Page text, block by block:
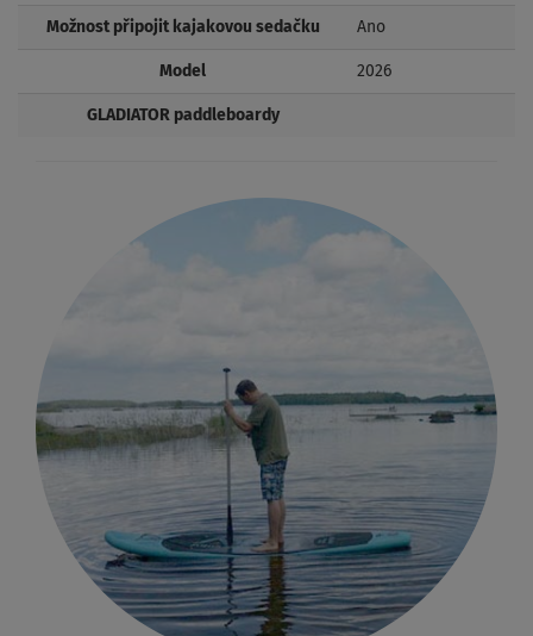
Možnost připojit kajakovou sedačku Ano
Model 2026
GLADIATOR paddleboardy